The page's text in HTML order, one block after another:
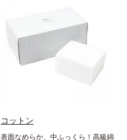
つ毛の間を埋めるようにぼかせば、
ぱっちりと際立つナチュラルな目元
が完成します。汗や涙、皮脂にも強
く、美しい仕上がりを長時間キー
プ。目元ケア成分(*)で目元の負担も
コットン
表面なめらか、中ふっくら！高級綿